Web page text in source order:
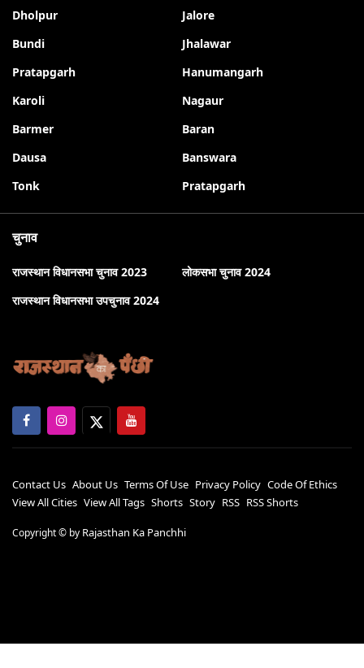
Dholpur
Jalore
Bundi
Jhalawar
Pratapgarh
Hanumangarh
Karoli
Nagaur
Barmer
Baran
Dausa
Banswara
Tonk
Pratapgarh
चुनाव
राजस्थान विधानसभा चुनाव 2023
लोकसभा चुनाव 2024
राजस्थान विधानसभा उपचुनाव 2024
Contact Us About Us Terms Of Use Privacy Policy Code Of Ethics
View All Cities View All Tags Shorts Story RSS RSS Shorts
Copyright © by Rajasthan Ka Panchhi